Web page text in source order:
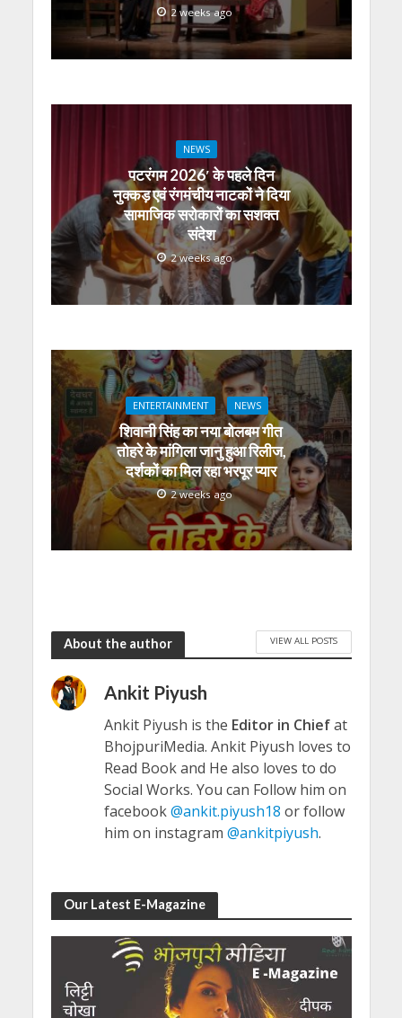
2 weeks ago
NEWS
पटरंगम 2026′ के पहले दिन
नुक्कड़ एवं रंगमंचीय नाटकों ने दिया
सामाजिक सरोकारों का सशक्त
संदेश
2 weeks ago
ENTERTAINMENT NEWS
शिवानी सिंह का नया बोलबम गीत
तोहरे के मांगिला जानु हुआ रिलीज,
दर्शकों का मिल रहा भरपूर प्यार
2 weeks ago
About the author VIEW ALL POSTS
Ankit Piyush
Ankit Piyush is the Editor in Chiefat
BhojpuriMedia. Ankit Piyush loves to
Read Book and He also loves to do
Social Works. You can Follow him on
facebook@ankit.piyush18 or follow
him on instagram @ankitpiyush.
Our Latest E-Magazine